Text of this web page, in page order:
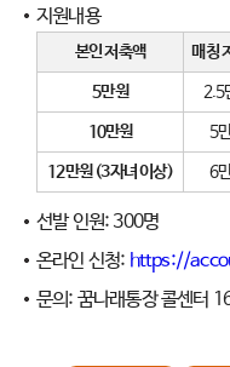
지원내용
본인 저축액 매칭
5만원 2.5
10만원 5
12만원(3자녀 이상) 6
선발 인원: 300명
온라인 신청: https://
문의: 꿈나래통장 콜센터